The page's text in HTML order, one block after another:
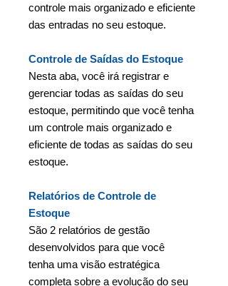
controle mais organizado e eficiente
das entradas no seu estoque.
Controle de Saídas do Estoque
Nesta aba, você irá registrar e
gerenciar todas as saídas do seu
estoque, permitindo que você tenha
um controle mais organizado e
eficiente de todas as saídas do seu
estoque.
Relatórios de Controle de
Estoque
São 2 relatórios de gestão
desenvolvidos para que você
tenha uma visão estratégica
completa sobre a evolução do seu